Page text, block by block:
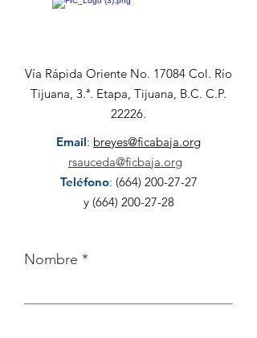
Vía Rápida Oriente No. 17084 Col. Río
Tijuana, 3.ª. Etapa, Tijuana, B.C. C.P.
22226.
Email: breyes@ficabaja.org
rsauceda@ficbaja.org
Teléfono: (664) 200-27-27
y (664) 200-27-28
Nombre